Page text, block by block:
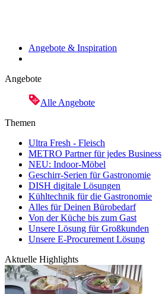
Angebote & Inspiration
Angebote
Alle Angebote
Themen
Ultra Fresh - Fleisch
METRO Partner für jedes Business
NEU: Indoor-Möbel
Geschirr-Serien für Gastronomie
DISH digitale Lösungen
Kühltechnik für die Gastronomie
Alles für Deinen Bürobedarf
Von der Küche bis zum Gast
Unsere Lösung für Großkunden
Unsere E-Procurement Lösung
Aktuelle Highlights